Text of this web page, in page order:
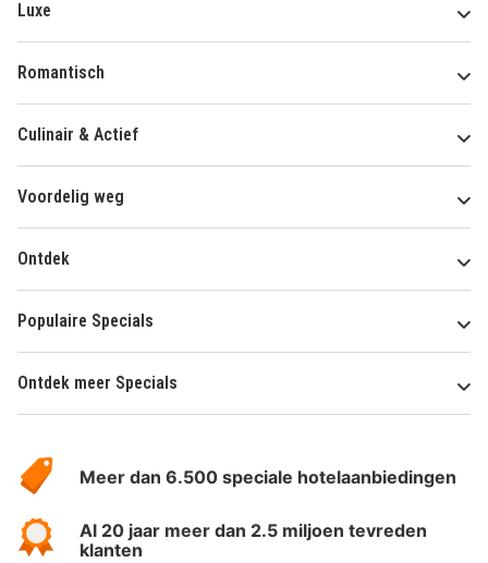
Luxe
Romantisch
Culinair & Actief
Voordelig weg
Ontdek
Populaire Specials
Ontdek meer Specials
HotelSpecials
Meer dan 6.500 speciale hotelaanbiedingen
Al 20 jaar meer dan 2.5 miljoen tevreden
klanten